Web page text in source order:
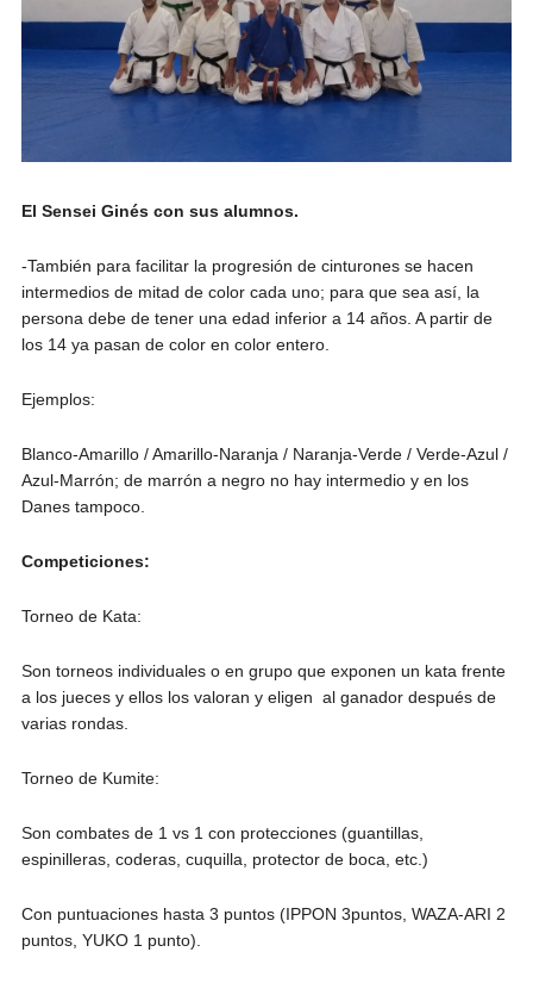
El Sensei Ginés con sus alumnos.
-También para facilitar la progresión de cinturones se hacen
intermedios de mitad de color cada uno; para que sea así, la
persona debe de tener una edad inferior a 14 años. A partir de
los 14 ya pasan de color en color entero.
Ejemplos:
Blanco-Amarillo / Amarillo-Naranja / Naranja-Verde / Verde-Azul /
Azul-Marrón; de marrón a negro no hay intermedio y en los
Danes tampoco.
Competiciones:
Torneo de Kata:
Son torneos individuales o en grupo que exponen un kata frente
a los jueces y ellos los valoran y eligen al ganador después de
varias rondas.
Torneo de Kumite:
Son combates de 1 vs 1 con protecciones (guantillas,
espinilleras, coderas, cuquilla, protector de boca, etc.)
Con puntuaciones hasta 3 puntos (IPPON 3puntos, WAZA-ARI 2
puntos, YUKO 1 punto).